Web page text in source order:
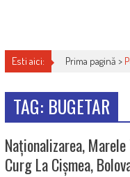
Esti aici: Prima pagină >
TAG: BUGETAR
Naționalizarea,
Curg La Cișmea,